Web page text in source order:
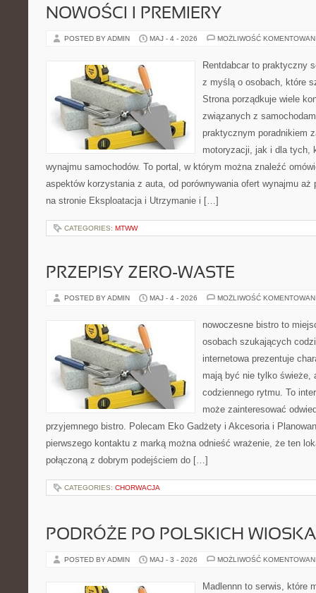
NOWOŚCI I PREMIERY
POSTED BY ADMIN MAJ - 4 - 2026 MOŻLIWOŚĆ
Rentdabcar to praktyczny
z myślą o osobach, które
Strona porządkuje wiele
związanych z
praktycznym poradnikiem
motoryzacji, jak i dla tych,
wynajmu samochodów. To portal, w którym można znaleźć
aspektów korzystania z auta, od porównywania ofert wynajmu aż
na stronie Eksploatacja i Utrzymanie i […]
CATEGORIES: MTWW
PRZEPISY ZERO-WASTE
POSTED BY ADMIN MAJ - 4 - 2026 MOŻLIWOŚĆ
nowoczesne bistro to
osobach szukających
internetowa prezentuje
mają być nie tylko świeże,
codziennego rytmu. To
może zainteresować
przyjemnego bistro. Polecam Eko Gadżety i Akcesoria i
pierwszego kontaktu z marką można odnieść wrażenie, że ten
połączoną z dobrym podejściem do […]
CATEGORIES: CHORWACJA
PODRÓŻE PO POLSKICH
POSTED BY ADMIN MAJ - 3 - 2026 MOŻLIWOŚĆ
Madlennn to serwis, które